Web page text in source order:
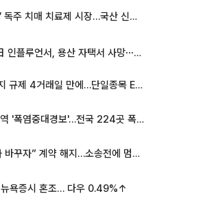
‘레켐비’ 독주 치매 치료제 시장…국산 신약 등장하나
20대 日 인플루언서, 용산 자택서 사망⋯SNS 라방 중 숨져
레버리지 규제 4거래일 만에…단일종목 ETF 거래대금 '13분의 1' 급감
서울 전역 '폭염중대경보'…전국 224곳 폭염특보
“시공사 바꾸자” 계약 해지…소송전에 멈춰 선 정비사업
뉴욕증시 혼조… 다우 0.49%↑